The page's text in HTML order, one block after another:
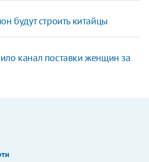
будут строить китайцы
канал поставки женщин за